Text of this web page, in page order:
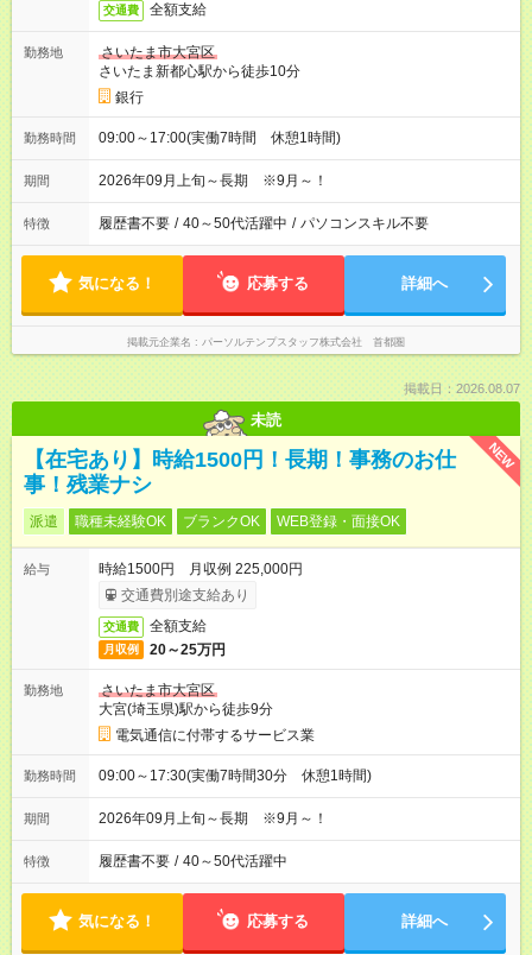
交通費 全額支給
勤務地
さいたま市大宮区
さいたま新都心駅から徒歩10分
銀行
勤務時間 09:00～17:00(実働7時間 休憩1時間)
期間 2026年09月上旬～長期 ※9月～！
特徴 履歴書不要 / 40～50代活躍中 / パソコンスキル不要
気になる！ 応募する 詳細へ
掲載元企業名 パーソルテンプスタッフ株式会社 首都圏
掲載日：2026.08.07
未読
NEW
【在宅あり】時給1500円！長期！事務のお仕
事！残業ナシ
派遣 職種未経験OK ブランクOK WEB登録・面接OK
給与
時給1500円 月収例 225,000円
交通費別途支給あり
交通費 全額支給
月収例 20～25万円
勤務地
さいたま市大宮区
大宮(埼玉県)駅から徒歩9分
電気通信に付帯するサービス業
勤務時間 09:00～17:30(実働7時間30分 休憩1時間)
期間 2026年09月上旬～長期 ※9月～！
特徴 履歴書不要 / 40～50代活躍中
気になる！ 応募する 詳細へ